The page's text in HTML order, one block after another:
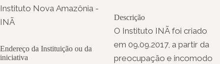
Instituto Nova Amazônia -
INÃ
Endereço da Instituição ou da
iniciativa
Descrição
O Instituto INÃ foi criado
em 09.09.2017, a partir da
preocupação e incomodo